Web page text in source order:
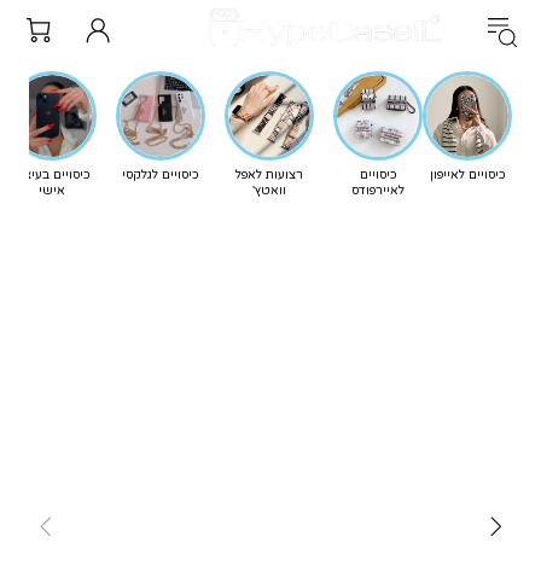
כיסויים לאייפון
כיסויים
לאיירפודס
רצועות לאפל
וואטץ'
כיסויים לגלקסי
כיסויים בעיצוב
אישי